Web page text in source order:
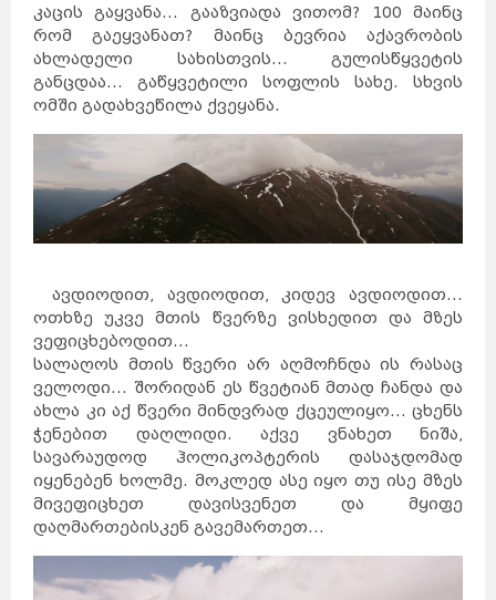
კაცის გაყვანა... გააზვიადა ვითომ? 100 მაინც
რომ გაეყვანათ? მაინც ბევრია აქავრობის
ახლადელი სახისთვის... გულისწყვეტის
განცდაა... გაწყვეტილი სოფლის სახე. სხვის
ომში გადახვეწილა ქვეყანა.
ავდიოდით, ავდიოდით, კიდევ ავდიოდით...
ოთხზე უკვე მთის წვერზე ვისხედით და მზეს
ვეფიცხებოდით...
სალაღოს მთის წვერი არ აღმოჩნდა ის რასაც
ველოდი... შორიდან ეს წვეტიან მთად ჩანდა და
ახლა კი აქ წვერი მინდვრად ქცეულიყო... ცხენს
ჭენებით დაღლიდი. აქვე ვნახეთ ნიშა,
სავარაუდოდ ჰოლიკოპტერის დასაჯდომად
იყენებენ ხოლმე. მოკლედ ასე იყო თუ ისე მზეს
მივეფიცხეთ დავისვენეთ და მყიფე
დაღმართებისკენ გავემართეთ...